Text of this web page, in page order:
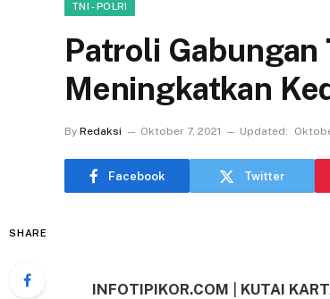
TNI - POLRI
Patroli Gabungan
Meningkatkan
By Redaksi Oktober 7, 2021 Updated:
Facebook Twitter
SHARE
INFOTIPIKOR.COM KUTAI